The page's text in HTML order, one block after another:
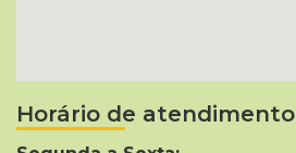
Horário de atendimento